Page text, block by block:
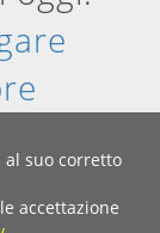
al suo corretto
accettazione